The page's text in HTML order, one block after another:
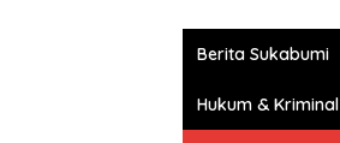
Berita Sukabumi
Hukum & Kriminal